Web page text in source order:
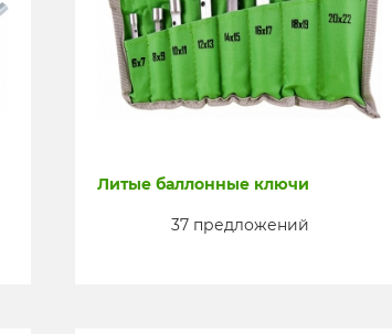
Литые баллонные ключи
37 предложений